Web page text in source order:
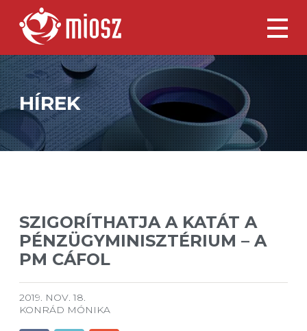
HÍREK
SZIGORÍTHATJA A KATÁT A
PÉNZÜGYMINISZTÉRIUM – A
PM CÁFOL
2019. NOV. 18.
KONRÁD MÓNIKA